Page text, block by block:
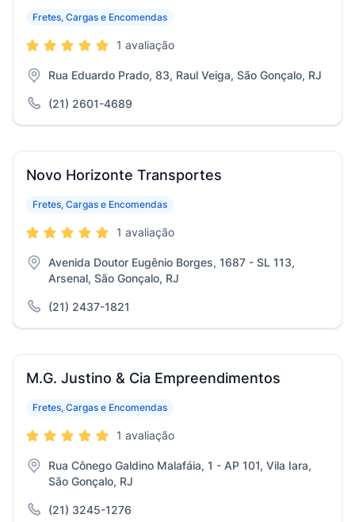
Fretes, Cargas e Encomendas
1 avaliação
Rua Eduardo Prado, 83, Raul Veiga, São Gonçalo, RJ
(21) 2601-4689
Novo Horizonte Transportes
Fretes, Cargas e Encomendas
1 avaliação
Avenida Doutor Eugênio Borges, 1687 - SL 113,
Arsenal, São Gonçalo, RJ
(21) 2437-1821
M.G. Justino & Cia Empreendimentos
Fretes, Cargas e Encomendas
1 avaliação
Rua Cônego Galdino Malafáia, 1 - AP 101, Vila Iara,
São Gonçalo, RJ
(21) 3245-1276